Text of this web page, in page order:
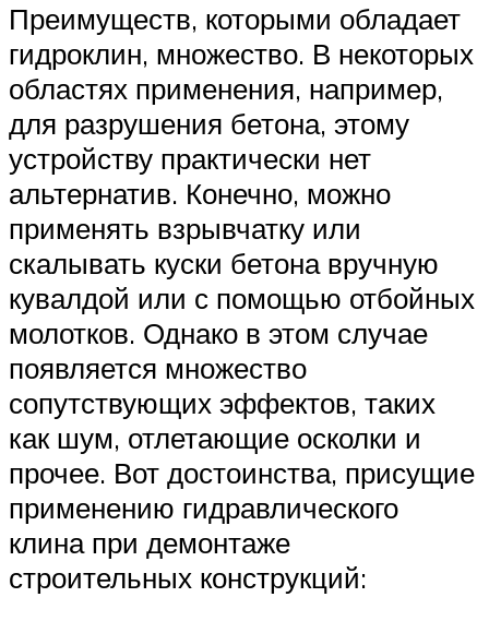
Преимуществ, которыми обладает
гидроклин, множество. В некоторых
областях применения, например,
для разрушения бетона, этому
устройству практически нет
альтернатив. Конечно, можно
применять взрывчатку или
скалывать куски бетона вручную
кувалдой или с помощью отбойных
молотков. Однако в этом случае
появляется множество
сопутствующих эффектов, таких
как шум, отлетающие осколки и
прочее. Вот достоинства, присущие
применению гидравлического
клина при демонтаже
строительных конструкций: